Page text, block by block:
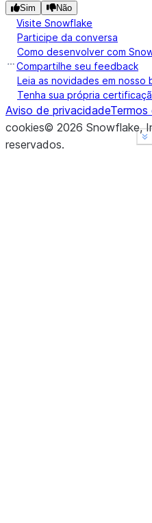
Sim Não
Visite Snowflake
Participe da conversa
Como desenvolver com
Compartilhe seu feedback
Leia as novidades em nosso
Tenha sua própria
Aviso de privacidade
cookies© 2026 Snowflake,
reservados.